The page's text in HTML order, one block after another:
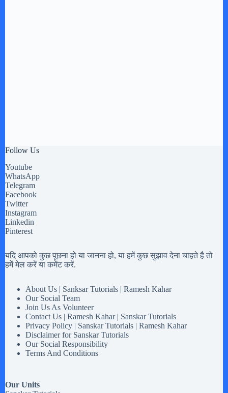
Follow Us
Youtube
WhatsApp
Telegram
Facebook
Twitter
Instagram
Linkedin
Pinterest
यदि आपको कुछ पूछना हो या जानना हो, या हमें कुछ सुझाव देना चाहते है तो
हमें मेल करें या कमेंट करें.
About Us | Sanksar Tutorials | Ramesh Kahar
Our Social Team
Join Us As Volunteer
Contact Us | Ramesh Kahar | Sanskar Tutorials
Privacy Policy | Sanskar Tutorials | Ramesh Kahar
Disclaimer for Sanskar Tutorials
Our Social Responsibility
Terms And Conditions
Our Units